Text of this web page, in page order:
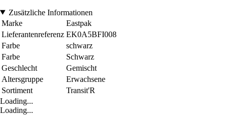
Zusätzliche Informationen
Marke
Eastpak
Lieferantenreferenz EK0A5BFI008
Farbe
schwarz
Farbe
Schwarz
Geschlecht
Gemischt
Altersgruppe
Erwachsene
Sortiment
Transit'R
Loading...
Loading...